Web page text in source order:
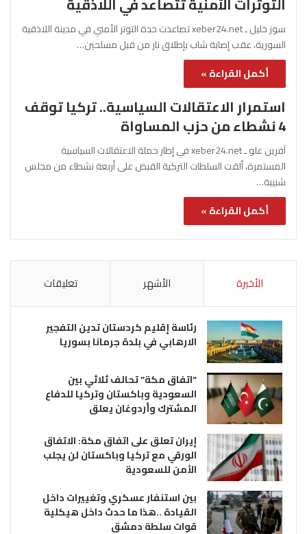
سوز خليل ـ xeber24.net تصاعدت حدة التوتر الأمني في مدينة اللاذقية
السورية، عقب إصابة شاب بإطلاق نار من قبل مسلحين…
أكمل القراءة »
استمرار الاعتقالات السياسية.. تركيا توقف
4 نشطاء من حزب المساواة
آفرين علو ـ xeber24.net في إطار حملة الاعتقالات السياسية
المستمرة، ألقت السلطات التركية القبض على أربعة نشطاء من مجلس
شبيبة…
أكمل القراءة »
الأخيرة الأشهر تعليقات
رئاسة إقليم كردستان تدين التفجير
الارهابي في بلدة جرمانا بسوريا
“اتفاق مكة” تحالف ثلاثي بين
السعودية وباكستان وتركيا للدفاع
المشترك وأردوغان يعلق
إيران تعلق على اتفاق مكة: الاتفاق
الورقي مع تركيا وباكستان لن يجلب
الأمن للسعودية
بين استنفار عسكري وتغييرات داخل
القيادة ..هذا ما حدث داخل هيكلية
قوات سلطة دمشق